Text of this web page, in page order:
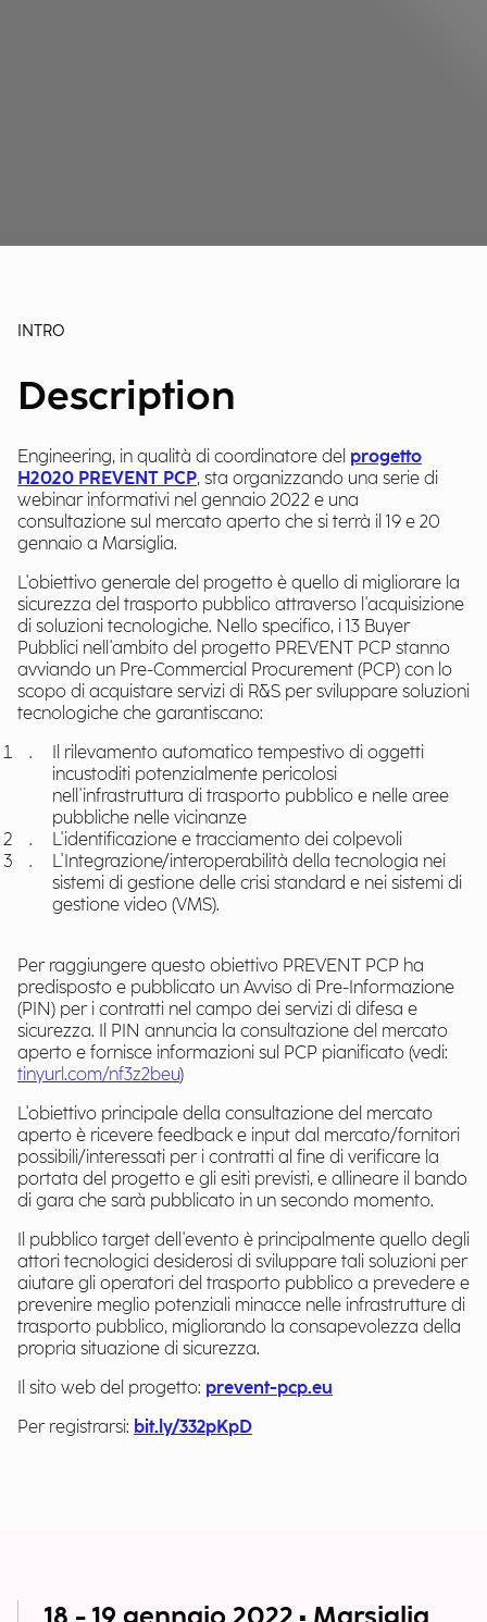
INTRO
Description
Engineering, in qualità di coordinatore del progetto
H2020 PREVENT PCP, sta organizzando una serie di
webinar informativi nel gennaio 2022 e una
consultazione sul mercato aperto che si terrà il 19 e 20
gennaio a Marsiglia.
L'obiettivo generale del progetto è quello di migliorare la
sicurezza del trasporto pubblico attraverso l'acquisizione
di soluzioni tecnologiche. Nello specifico, i 13 Buyer
Pubblici nell'ambito del progetto PREVENT PCP stanno
avviando un Pre-Commercial Procurement (PCP) con lo
scopo di acquistare servizi di R&S per sviluppare soluzioni
tecnologiche che garantiscano:
Il rilevamento automatico tempestivo di oggetti
incustoditi potenzialmente pericolosi
nell'infrastruttura di trasporto pubblico e nelle aree
pubbliche nelle vicinanze
L'identificazione e tracciamento dei colpevoli
L'Integrazione/interoperabilità della tecnologia nei
sistemi di gestione delle crisi standard e nei sistemi di
gestione video (VMS).
Per raggiungere questo obiettivo PREVENT PCP ha
predisposto e pubblicato un Avviso di Pre-Informazione
(PIN) per i contratti nel campo dei servizi di difesa e
sicurezza. Il PIN annuncia la consultazione del mercato
aperto e fornisce informazioni sul PCP pianificato (vedi:
tinyurl.com/nf3z2beu)
L'obiettivo principale della consultazione del mercato
aperto è ricevere feedback e input dal mercato/fornitori
possibili/interessati per i contratti al fine di verificare la
portata del progetto e gli esiti previsti, e allineare il bando
di gara che sarà pubblicato in un secondo momento.
Il pubblico target dell'evento è principalmente quello degli
attori tecnologici desiderosi di sviluppare tali soluzioni per
aiutare gli operatori del trasporto pubblico a prevedere e
prevenire meglio potenziali minacce nelle infrastrutture di
trasporto pubblico, migliorando la consapevolezza della
propria situazione di sicurezza.
Il sito web del progetto: prevent-pcp.eu
Per registrarsi: bit.ly/332pKpD